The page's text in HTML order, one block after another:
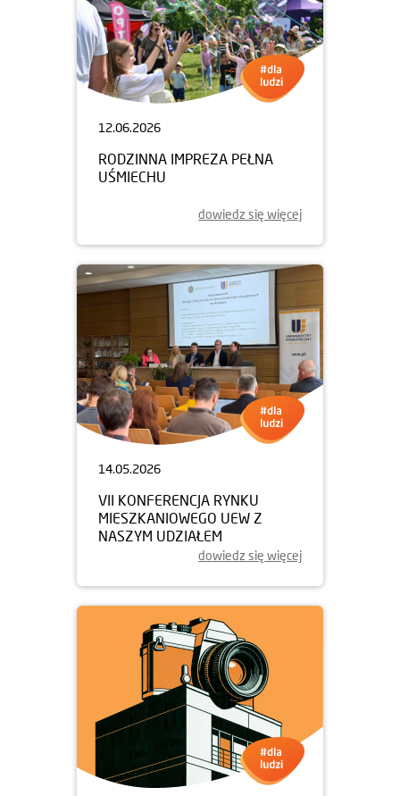
12.06.2026
RODZINNA IMPREZA PEŁNA
UŚMIECHU
dowiedz się więcej
14.05.2026
VII KONFERENCJA RYNKU
MIESZKANIOWEGO UEW Z
NASZYM UDZIAŁEM
dowiedz się więcej